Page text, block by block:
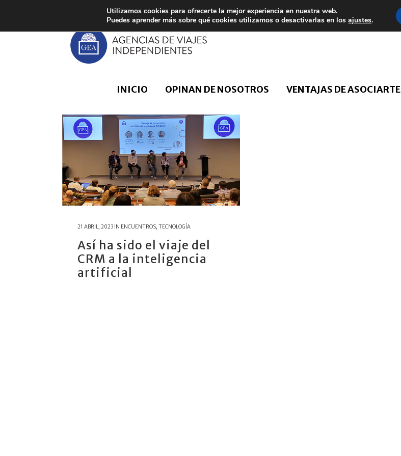
INICIO OPINAN DE NOSOTROS VENTAJAS DE ASOCIARTE
21 ABRIL, 2023 IN ENCUENTROS, TECNOLOGÍA
Así ha sido el viaje del
CRM a la inteligencia
artificial
Utilizamos cookies para ofrecerte la mejor experiencia en nuestra web.
Puedes aprender más sobre qué cookies utilizamos o desactivarlas en losajustes.